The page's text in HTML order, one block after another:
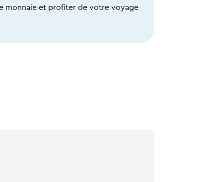
monnaie et profiter de votre voyage